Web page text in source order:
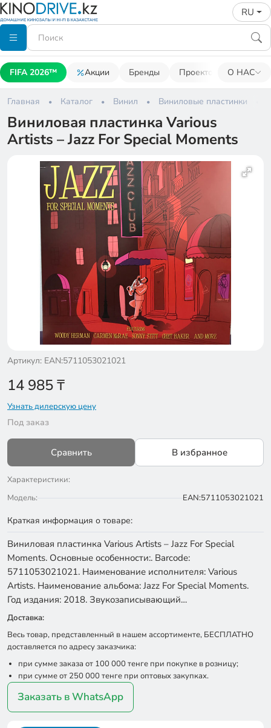
RU
FIFA 2026™ Акции Бренды Проекторы О НАС
Главная Каталог Винил Виниловые пластинки
Виниловая пластинка Various
Artists – Jazz For Special Moments
Артикул: EAN:5711053021021
14 985₸
Узнать дилерскую цену
Под заказ
Сравнить В избранное
Характеристики:
Модель:
EAN:5711053021021
Краткая информация о товаре:
Виниловая пластинка Various Artists – Jazz For Special
Moments. Основные особенности:. Barcode:
5711053021021. Наименование исполнителя: Various
Artists. Наименование альбома: Jazz For Special Moments.
Год издания: 2018. Звукозаписывающий…
Доставка:
Весь товар, представленный в нашем ассортименте, БЕСПЛАТНО
доставляется по адресу заказчика:
при сумме заказа от 100 000 тенге при покупке в розницу;
при сумме от 250 000 тенге при оптовых закупках.
Заказать в WhatsApp